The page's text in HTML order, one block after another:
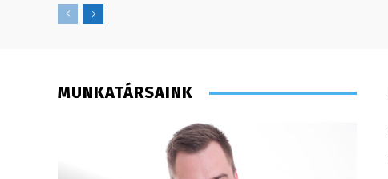
MUNKATÁRSAINK